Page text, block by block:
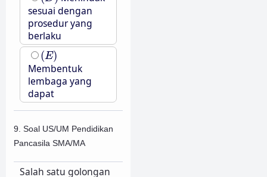
sesuai dengan
prosedur yang
berlaku
(E)
(E)
Membentuk
lembaga yang
dapat
9. Soal US/UM Pendidikan
Pancasila SMA/MA
Salah satu golongan